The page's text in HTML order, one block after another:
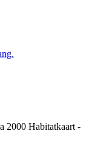
2000 Habitatkaart -